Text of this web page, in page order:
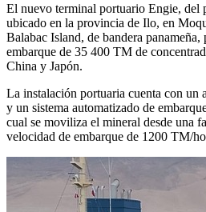
El nuevo terminal portuario Engie, del
ubicado en la provincia de Ilo, en
Balabac Island, de bandera
embarque de 35 400 TM de
China y Japón.
La instalación portuaria cuenta con un
y un sistema automatizado de
cual se moviliza el mineral desde una
velocidad de embarque de 1200 TM/